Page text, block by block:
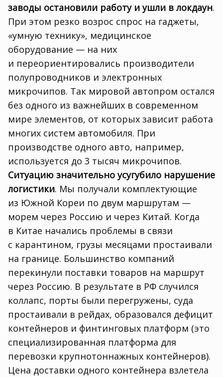
заводы остановили работу и ушли в локдаун.
При этом резко возрос спрос на гаджеты,
«умную технику», медицинское
оборудование — на них
и переориентировались производители
полупроводников и электронных
микрочипов. Так мировой автопром остался
без одного из важнейших в современном
мире элементов, от которых зависит работа
многих систем автомобиля. При
производстве одного авто, например,
используется до 3 тысяч микрочипов.
Ситуацию значительно усугубило нарушение
логистики. Мы получали комплектующие
из Южной Кореи по двум маршрутам —
морем через Россию и через Китай. Когда
в Китае начались проблемы в связи
с карантином, грузы месяцами простаивали
на границе. Большинство компаний
перекинули поставки товаров на маршрут
через Россию. В результате в РФ случился
коллапс, порты были перегружены, суда
простаивали в рейдах, образовался дефицит
контейнеров и финтинговых платформ (это
специализированная платформа для
перевозки крупнотоннажных контейнеров).
Цена доставки одного контейнера взлетела